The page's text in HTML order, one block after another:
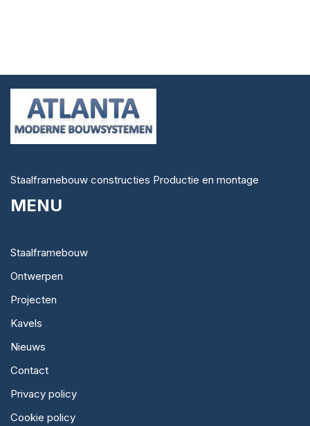
Staalframebouw constructies Productie en montage
MENU
Staalframebouw
Ontwerpen
Projecten
Kavels
Nieuws
Contact
Privacy policy
Cookie policy